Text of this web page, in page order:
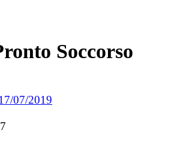
Soccorso
07/2019